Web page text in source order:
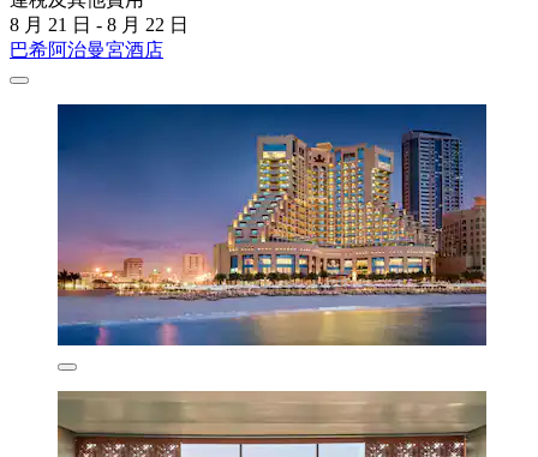
8 月 21 日 - 8 月 22 日
巴希阿治曼宮酒店